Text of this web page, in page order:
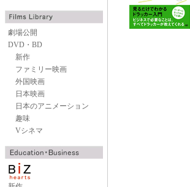
劇場公開
DVD・BD
新作
ファミリー映画
外国映画
日本映画
日本のアニメーション
趣味
Vシネマ